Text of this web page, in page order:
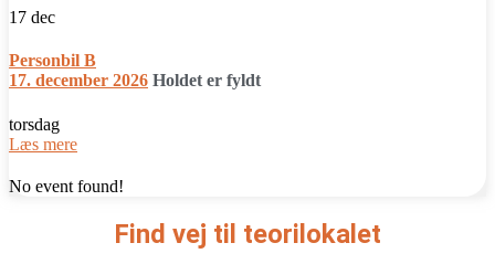
17 dec
Personbil B
17. december 2026 Holdet er fyldt
torsdag
Læs mere
No event found!
Find vej til teorilokalet